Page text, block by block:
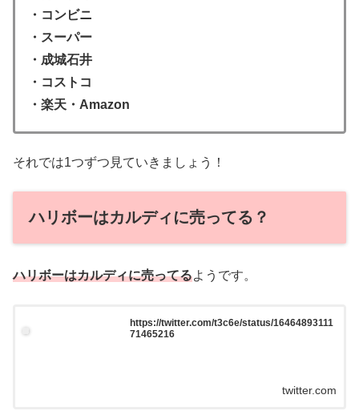
・コンビニ
・スーパー
・成城石井
・コストコ
・楽天・Amazon
それでは1つずつ見ていきましょう！
ハリボーはカルディに売ってる？
ハリボーはカルディに売ってるようです。
https://twitter.com/t3c6e/status/16464893111
71465216
twitter.com